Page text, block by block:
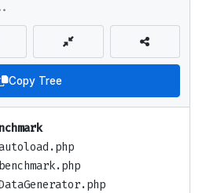
Copy Tree
benchmark.php